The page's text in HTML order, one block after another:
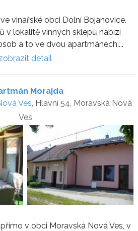
vinařské obci Dolní Bojanovice.
v lokalitě vinných sklepů nabízí
a to ve dvou apartmánech....
detail
Morajda
Ves , Hlavní 54, Moravská Nová
Ves
v obci Moravská Nová Ves, v